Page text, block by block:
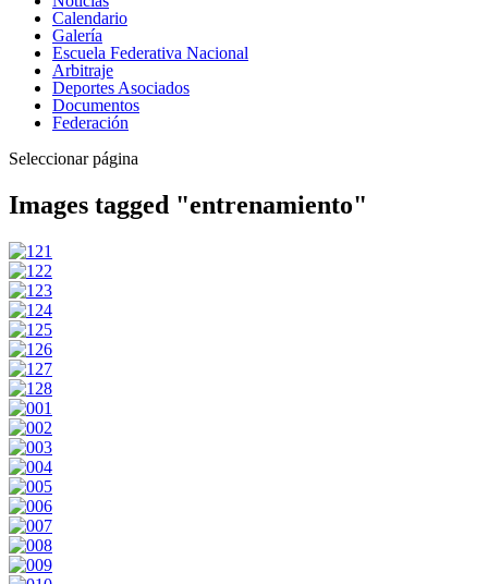
Calendario
Galería
Escuela Federativa Nacional
Arbitraje
Deportes Asociados
Documentos
Federación
Seleccionar página
Images tagged "entrenamiento"